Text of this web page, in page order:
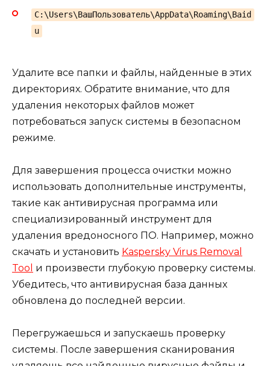
C:\Users\ВашПользователь\AppData\Roaming\Baid
u
Удалите все папки и файлы, найденные в этих
директориях. Обратите внимание, что для
удаления некоторых файлов может
потребоваться запуск системы в безопасном
режиме.
Для завершения процесса очистки можно
использовать дополнительные инструменты,
такие как антивирусная программа или
специализированный инструмент для
удаления вредоносного ПО. Например, можно
скачать и установить Kaspersky Virus Removal
Tool и произвести глубокую проверку системы.
Убедитесь, что антивирусная база данных
обновлена до последней версии.
Перегружаешься и запускаешь проверку
системы. После завершения сканирования